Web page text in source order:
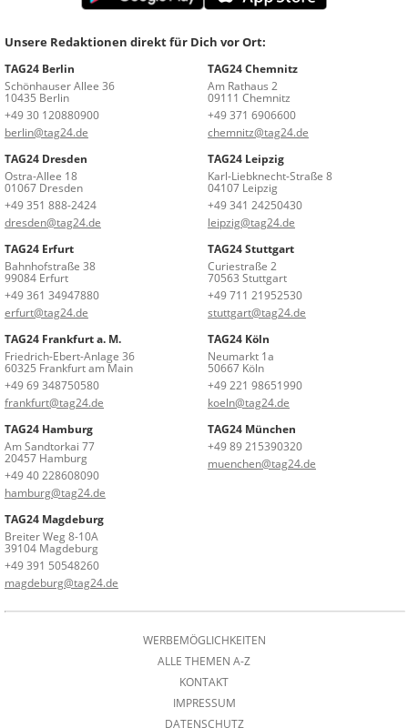
Unsere Redaktionen direkt für Dich vor Ort:
TAG24 Berlin
Schönhauser Allee 36
10435 Berlin
+49 30 120880900
berlin@tag24.de
TAG24 Chemnitz
Am Rathaus 2
09111 Chemnitz
+49 371 6906600
chemnitz@tag24.de
TAG24 Dresden
Ostra-Allee 18
01067 Dresden
+49 351 888-2424
dresden@tag24.de
TAG24 Leipzig
Karl-Liebknecht-Straße 8
04107 Leipzig
+49 341 24250430
leipzig@tag24.de
TAG24 Erfurt
Bahnhofstraße 38
99084 Erfurt
+49 361 34947880
erfurt@tag24.de
TAG24 Stuttgart
Curiestraße 2
70563 Stuttgart
+49 711 21952530
stuttgart@tag24.de
TAG24 Frankfurt a. M.
Friedrich-Ebert-Anlage 36
60325 Frankfurt am Main
+49 69 348750580
frankfurt@tag24.de
TAG24 Köln
Neumarkt 1a
50667 Köln
+49 221 98651990
koeln@tag24.de
TAG24 Hamburg
Am Sandtorkai 77
20457 Hamburg
+49 40 228608090
hamburg@tag24.de
TAG24 München
+49 89 215390320
muenchen@tag24.de
TAG24 Magdeburg
Breiter Weg 8-10A
39104 Magdeburg
+49 391 50548260
magdeburg@tag24.de
WERBEMÖGLICHKEITEN
ALLE THEMEN A-Z
KONTAKT
IMPRESSUM
DATENSCHUTZ